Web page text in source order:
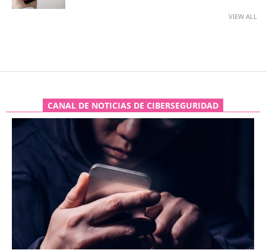
VIEW ALL
CANAL DE NOTICIAS DE CIBERSEGURIDAD